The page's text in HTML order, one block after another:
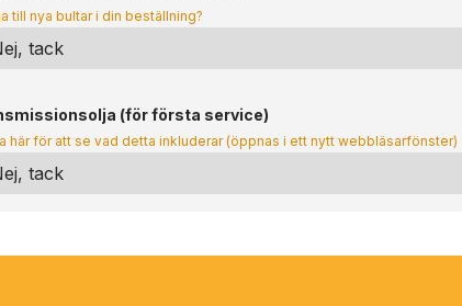
till nya bultar i din beställning?
(för första service)
här för att se vad detta inkluderar (öppnas i ett nytt webbläsarfönster)